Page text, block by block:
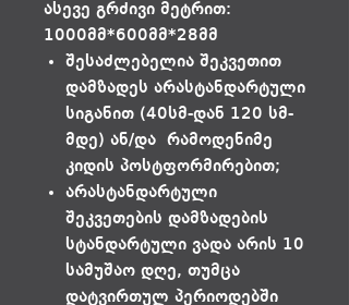
ასევე გრძივი მეტრით:
1000მმ*600მმ*28მმ
შესაძლებელია შეკვეთით
დამზადეს არასტანდარტული
სიგანით (40სმ-დან 120 სმ-
მდე) ან/და რამოდენიმე
კიდის პოსტფორმირებით;
არასტანდარტული
შეკვეთების დამზადების
სტანდარტული ვადა არის 10
სამუშაო დღე, თუმცა
დატვირთულ პერიოდებში